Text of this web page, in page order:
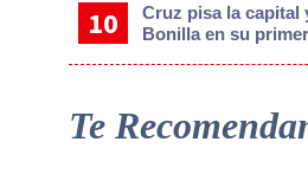
Cruz pisa la capital
Bonilla en su
Te